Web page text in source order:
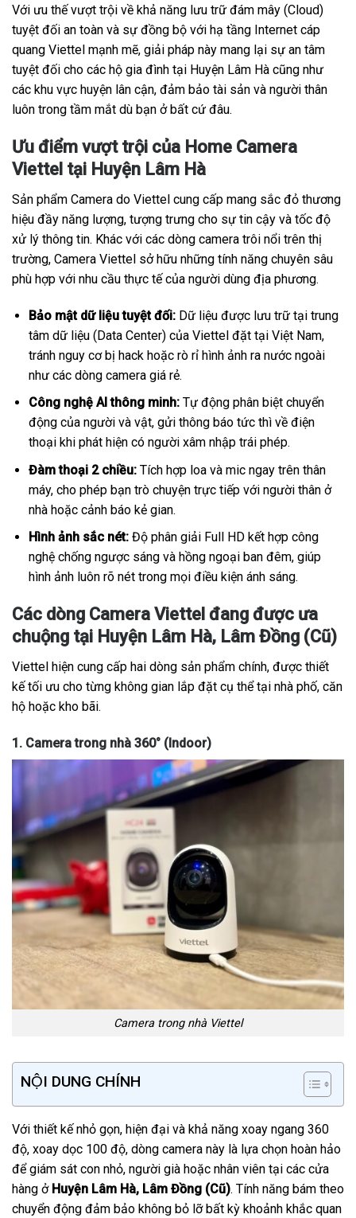
Với ưu thế vượt trội về khả năng lưu trữ đám mây (Cloud)
tuyệt đối an toàn và sự đồng bộ với hạ tầng Internet cáp
quang Viettel mạnh mẽ, giải pháp này mang lại sự an tâm
tuyệt đối cho các hộ gia đình tại Huyện Lâm Hà cũng như
các khu vực huyện lân cận, đảm bảo tài sản và người thân
luôn trong tầm mắt dù bạn ở bất cứ đâu.
Ưu điểm vượt trội của Home Camera
Viettel tại Huyện Lâm Hà
Sản phẩm Camera do Viettel cung cấp mang sắc đỏ thương
hiệu đầy năng lượng, tượng trưng cho sự tin cậy và tốc độ
xử lý thông tin. Khác với các dòng camera trôi nổi trên thị
trường, Camera Viettel sở hữu những tính năng chuyên sâu
phù hợp với nhu cầu thực tế của người dùng địa phương.
Bảo mật dữ liệu tuyệt đối:Dữ liệu được lưu trữ tại trung
tâm dữ liệu (Data Center) của Viettel đặt tại Việt Nam,
tránh nguy cơ bị hack hoặc rò rỉ hình ảnh ra nước ngoài
như các dòng camera giá rẻ.
Công nghệ AI thông minh:Tự động phân biệt chuyển
động của người và vật, gửi thông báo tức thì về điện
thoại khi phát hiện có người xâm nhập trái phép.
Đàm thoại 2 chiều:Tích hợp loa và mic ngay trên thân
máy, cho phép bạn trò chuyện trực tiếp với người thân ở
nhà hoặc cảnh báo kẻ gian.
Hình ảnh sắc nét:Độ phân giải Full HD kết hợp công
nghệ chống ngược sáng và hồng ngoại ban đêm, giúp
hình ảnh luôn rõ nét trong mọi điều kiện ánh sáng.
Các dòng Camera Viettel đang được ưa
chuộng tại Huyện Lâm Hà, Lâm Đồng (Cũ)
Viettel hiện cung cấp hai dòng sản phẩm chính, được thiết
kế tối ưu cho từng không gian lắp đặt cụ thể tại nhà phố, căn
hộ hoặc kho bãi.
1. Camera trong nhà 360° (Indoor)
Camera trong nhà Viettel
NỘI DUNG CHÍNH
Với thiết kế nhỏ gọn, hiện đại và khả năng xoay ngang 360
độ, xoay dọc 100 độ, dòng camera này là lựa chọn hoàn hảo
để giám sát con nhỏ, người già hoặc nhân viên tại các cửa
hàng ở Huyện Lâm Hà, Lâm Đồng (Cũ). Tính năng bám theo
chuyển động đảm bảo không bỏ lỡ bất kỳ khoảnh khắc quan